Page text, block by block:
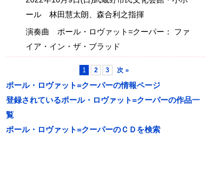
ール 林田慧太朗、森合利之指揮
演奏曲 ポール・ロヴァット=クーパー： ファ
イア・イン・ザ・ブラッド
1 2 3 次 »
ポール・ロヴァット=クーパーの情報ページ
登録されているポール・ロヴァット=クーパーの作品一
覧
ポール・ロヴァット=クーパーのＣＤを検索